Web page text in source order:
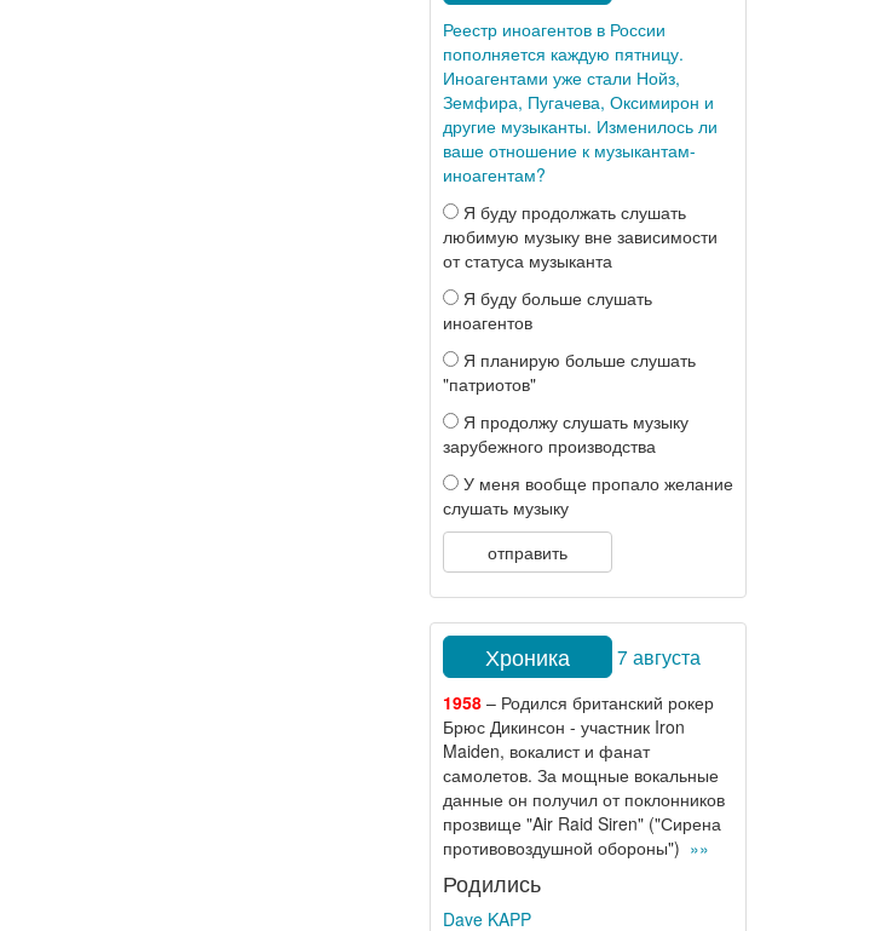
Реестр иноагентов в России
пополняется каждую пятницу.
Иноагентами уже стали Нойз,
Земфира, Пугачева, Оксимирон и
другие музыканты. Изменилось ли
ваше отношение к музыкантам-
иноагентам?
Я буду продолжать слушать
любимую музыку вне зависимости
от статуса музыканта
Я буду больше слушать
иноагентов
Я планирую больше слушать
"патриотов"
Я продолжу слушать музыку
зарубежного производства
У меня вообще пропало желание
слушать музыку
отправить
Хроника 7 августа
1958– Родился британский рокер
Брюс Дикинсон - участник Iron
Maiden, вокалист и фанат
самолетов. За мощные вокальные
данные он получил от поклонников
прозвище "Air Raid Siren" ("Сирена
противовоздушной обороны") »»
Родились
Dave KAPP